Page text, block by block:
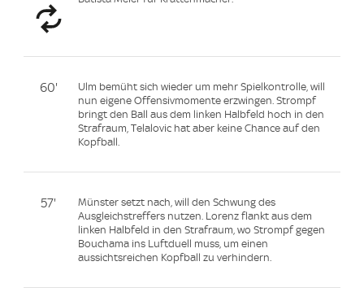
60'
Ulm bemüht sich wieder um mehr Spielkontrolle, will
nun eigene Offensivmomente erzwingen. Strompf
bringt den Ball aus dem linken Halbfeld hoch in den
Strafraum, Telalovic hat aber keine Chance auf den
Kopfball.
57'
Münster setzt nach, will den Schwung des
Ausgleichstreffers nutzen. Lorenz flankt aus dem
linken Halbfeld in den Strafraum, wo Strompf gegen
Bouchama ins Luftduell muss, um einen
aussichtsreichen Kopfball zu verhindern.